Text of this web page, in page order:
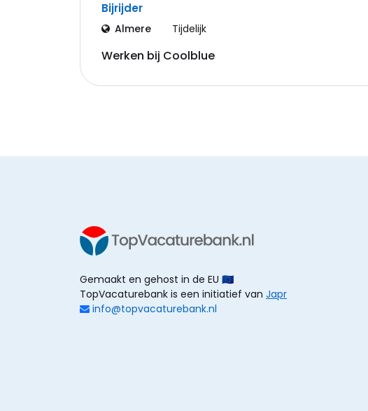
Bijrijder
Almere Tijdelijk
Werken bij Coolblue
Gemaakt en gehost in de EU 🇪🇺
TopVacaturebank is een initiatief van Japr
info@topvacaturebank.nl